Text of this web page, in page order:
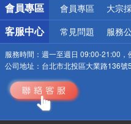
會員專區 會員專區 大宗
客服中心 常見問題 服務
服務時間： 週一至週日 09:00-21:00，
公司地址： 台北市北投區大業路136號